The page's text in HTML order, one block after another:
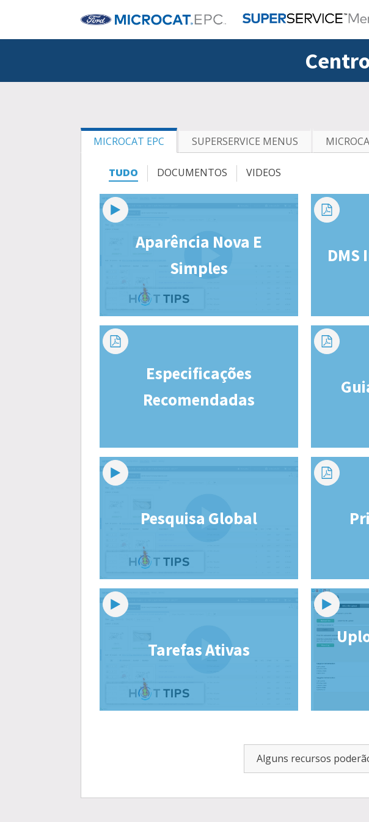
MICROCAT EPC SUPERSERVICE MENUS
TUDO DOCUMENTOS VIDEOS
Aparência Nova E
Simples
DMS
Especificações
Recomendadas
Pesquisa Global
Tarefas Ativas
Alguns recursos